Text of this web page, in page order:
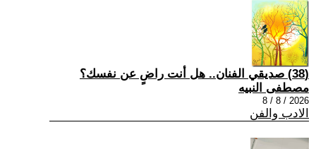
(38) صديقي الفنان.. هل أنت راضٍ عن نفسك؟
مصطفى النبيه
2026 / 8 / 8
الادب والفن